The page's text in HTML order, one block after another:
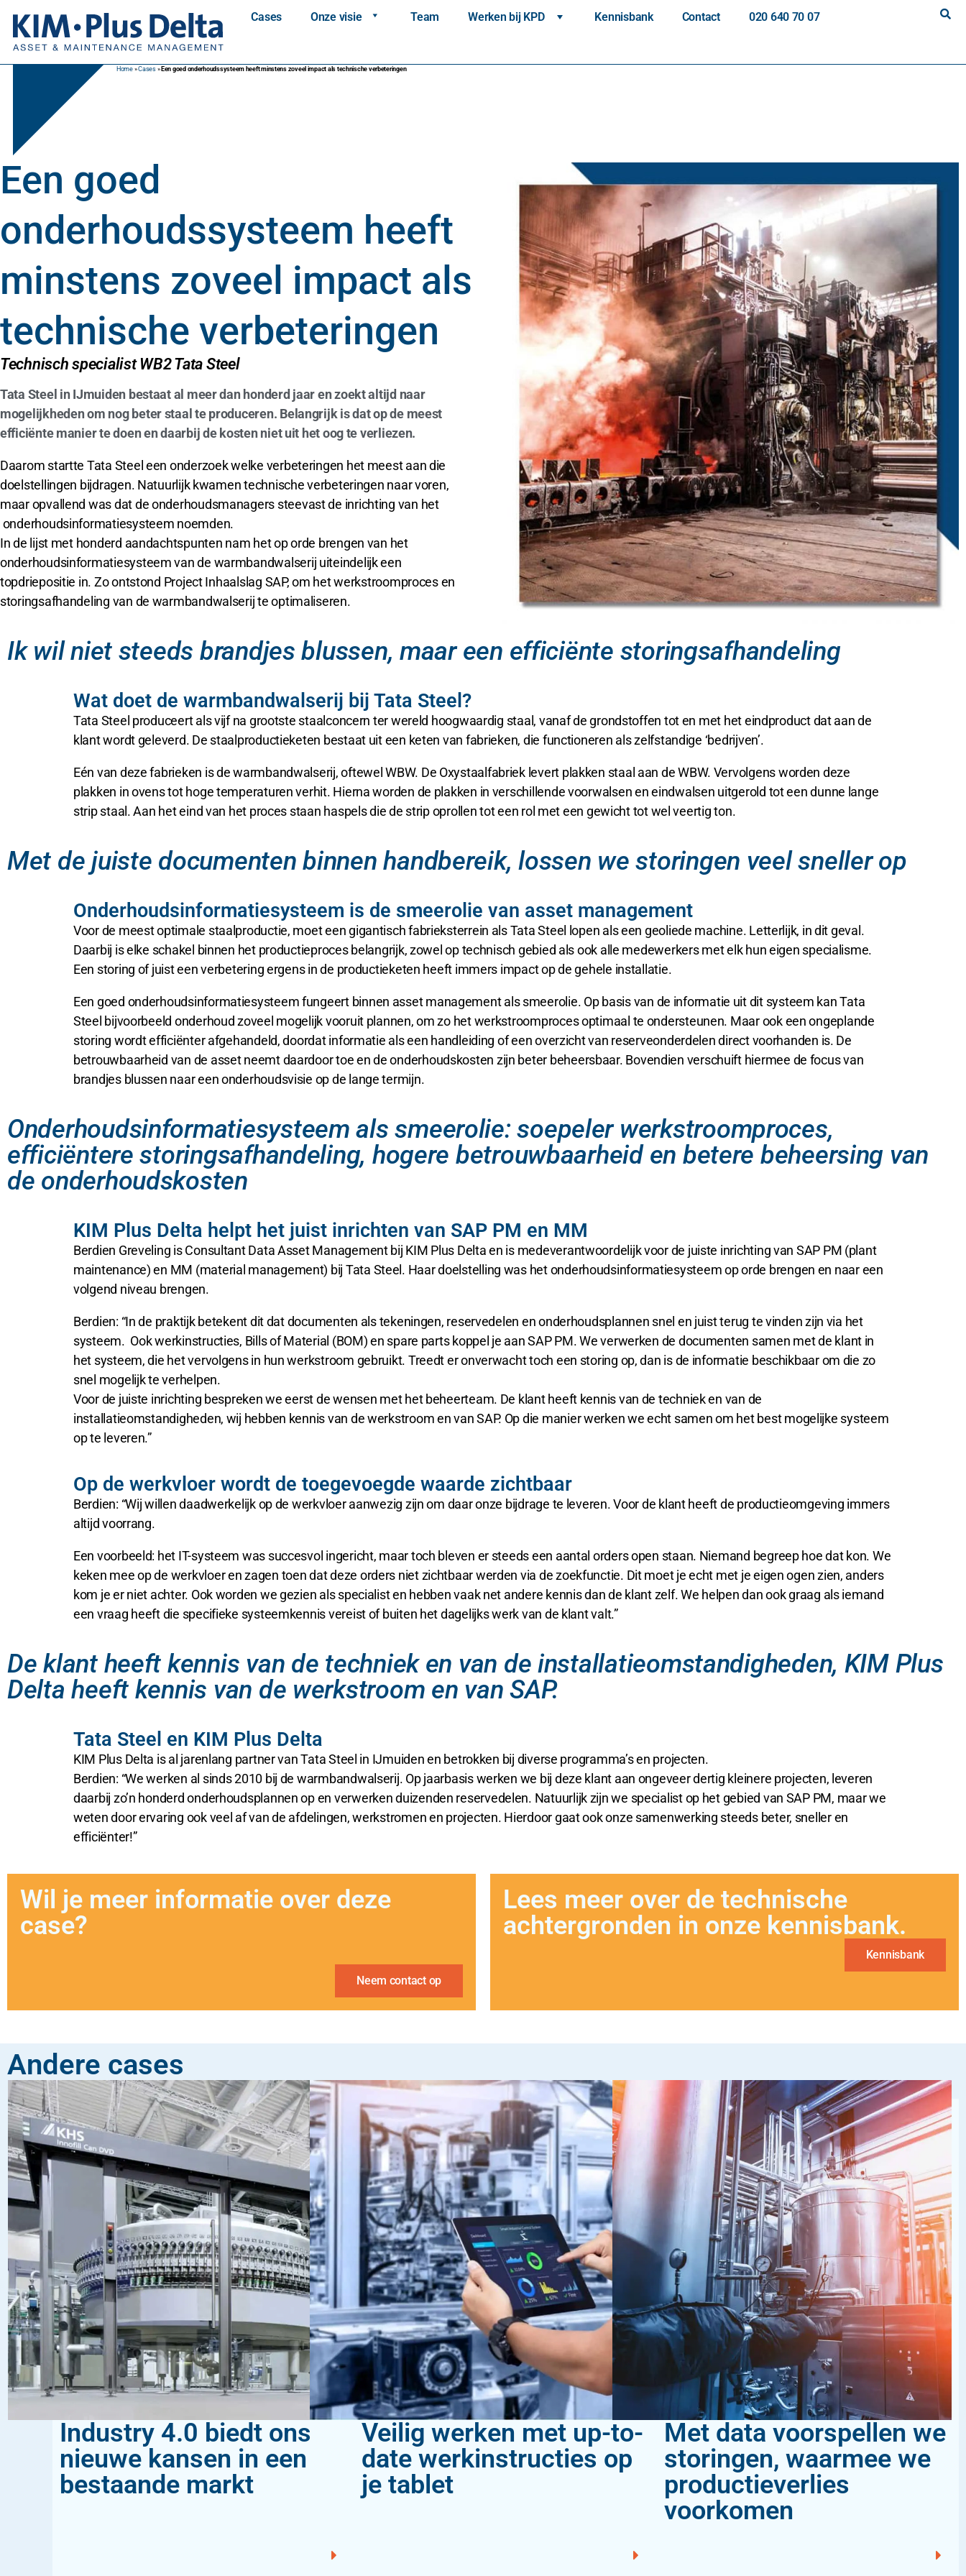
Cases Onze visie Team Werken bij KPD Kennisbank Contact 020 640 70 07
Home»Cases» Een goed onderhoudssysteem heeft minstens zoveel impact als technische verbeteringen
Een goed
onderhoudssysteem heeft
minstens zoveel impact als
technische verbeteringen
Technisch specialist WB2 Tata Steel
Tata Steel in IJmuiden bestaat al meer dan honderd jaar en zoekt altijd naar
mogelijkheden om nog beter staal te produceren. Belangrijk is dat op de meest
efficiënte manier te doen en daarbij de kosten niet uit het oog te verliezen.
Daarom startte Tata Steel een onderzoek welke verbeteringen het meest aan die
doelstellingen bijdragen. Natuurlijk kwamen technische verbeteringen naar voren,
maar opvallend was dat de onderhoudsmanagers steevast de inrichting van het
onderhoudsinformatiesysteem noemden.
In de lijst met honderd aandachtspunten nam het op orde brengen van het
onderhoudsinformatiesysteem van de warmbandwalserij uiteindelijk een
topdriepositie in. Zo ontstond Project Inhaalslag SAP, om het werkstroomproces en
storingsafhandeling van de warmbandwalserij te optimaliseren.
Ik wil niet steeds brandjes blussen, maar een efficiënte storingsafhandeling
Wat doet de warmbandwalserij bij Tata Steel?
Tata Steel produceert als vijf na grootste staalconcern ter wereld hoogwaardig staal, vanaf de grondstoffen tot en met het eindproduct dat aan de
klant wordt geleverd. De staalproductieketen bestaat uit een keten van fabrieken, die functioneren als zelfstandige ‘bedrijven’.
Eén van deze fabrieken is de warmbandwalserij, oftewel WBW. De Oxystaalfabriek levert plakken staal aan de WBW. Vervolgens worden deze
plakken in ovens tot hoge temperaturen verhit. Hierna worden de plakken in verschillende voorwalsen en eindwalsen uitgerold tot een dunne lange
strip staal. Aan het eind van het proces staan haspels die de strip oprollen tot een rol met een gewicht tot wel veertig ton.
Met de juiste documenten binnen handbereik, lossen we storingen veel sneller op
Onderhoudsinformatiesysteem is de smeerolie van asset management
Voor de meest optimale staalproductie, moet een gigantisch fabrieksterrein als Tata Steel lopen als een geoliede machine. Letterlijk, in dit geval.
Daarbij is elke schakel binnen het productieproces belangrijk, zowel op technisch gebied als ook alle medewerkers met elk hun eigen specialisme.
Een storing of juist een verbetering ergens in de productieketen heeft immers impact op de gehele installatie.
Een goed onderhoudsinformatiesysteem fungeert binnen asset management als smeerolie. Op basis van de informatie uit dit systeem kan Tata
Steel bijvoorbeeld onderhoud zoveel mogelijk vooruit plannen, om zo het werkstroomproces optimaal te ondersteunen. Maar ook een ongeplande
storing wordt efficiënter afgehandeld, doordat informatie als een handleiding of een overzicht van reserveonderdelen direct voorhanden is. De
betrouwbaarheid van de asset neemt daardoor toe en de onderhoudskosten zijn beter beheersbaar. Bovendien verschuift hiermee de focus van
brandjes blussen naar een onderhoudsvisie op de lange termijn.
Onderhoudsinformatiesysteem als smeerolie: soepeler werkstroomproces,
efficiëntere storingsafhandeling, hogere betrouwbaarheid en betere beheersing van
de onderhoudskosten
KIM Plus Delta helpt het juist inrichten van SAP PM en MM
Berdien Greveling is Consultant Data Asset Management bij KIM Plus Delta en is medeverantwoordelijk voor de juiste inrichting van SAP PM (plant
maintenance) en MM (material management) bij Tata Steel. Haar doelstelling was het onderhoudsinformatiesysteem op orde brengen en naar een
volgend niveau brengen.
Berdien: “In de praktijk betekent dit dat documenten als tekeningen, reservedelen en onderhoudsplannen snel en juist terug te vinden zijn via het
systeem. Ook werkinstructies, Bills of Material (BOM) en spare parts koppel je aan SAP PM. We verwerken de documenten samen met de klant in
het systeem, die het vervolgens in hun werkstroom gebruikt. Treedt er onverwacht toch een storing op, dan is de informatie beschikbaar om die zo
snel mogelijk te verhelpen.
Voor de juiste inrichting bespreken we eerst de wensen met het beheerteam. De klant heeft kennis van de techniek en van de
installatieomstandigheden, wij hebben kennis van de werkstroom en van SAP. Op die manier werken we echt samen om het best mogelijke systeem
op te leveren.”
Op de werkvloer wordt de toegevoegde waarde zichtbaar
Berdien: “Wij willen daadwerkelijk op de werkvloer aanwezig zijn om daar onze bijdrage te leveren. Voor de klant heeft de productieomgeving immers
altijd voorrang.
Een voorbeeld: het IT-systeem was succesvol ingericht, maar toch bleven er steeds een aantal orders open staan. Niemand begreep hoe dat kon. We
keken mee op de werkvloer en zagen toen dat deze orders niet zichtbaar werden via de zoekfunctie. Dit moet je echt met je eigen ogen zien, anders
kom je er niet achter. Ook worden we gezien als specialist en hebben vaak net andere kennis dan de klant zelf. We helpen dan ook graag als iemand
een vraag heeft die specifieke systeemkennis vereist of buiten het dagelijks werk van de klant valt.”
De klant heeft kennis van de techniek en van de installatieomstandigheden, KIM Plus
Delta heeft kennis van de werkstroom en van SAP.
Tata Steel en KIM Plus Delta
KIM Plus Delta is al jarenlang partner van Tata Steel in IJmuiden en betrokken bij diverse programma’s en projecten.
Berdien: “We werken al sinds 2010 bij de warmbandwalserij. Op jaarbasis werken we bij deze klant aan ongeveer dertig kleinere projecten, leveren
daarbij zo’n honderd onderhoudsplannen op en verwerken duizenden reservedelen. Natuurlijk zijn we specialist op het gebied van SAP PM, maar we
weten door ervaring ook veel af van de afdelingen, werkstromen en projecten. Hierdoor gaat ook onze samenwerking steeds beter, sneller en
efficiënter!”
Wil je meer informatie over deze
case?
Neem contact op
Lees meer over de technische
achtergronden in onze kennisbank.
Kennisbank
Andere cases
Industry 4.0 biedt ons
nieuwe kansen in een
bestaande markt
Veilig werken met up-to-
date werkinstructies op
je tablet
Met data voorspellen we
storingen, waarmee we
productieverlies
voorkomen